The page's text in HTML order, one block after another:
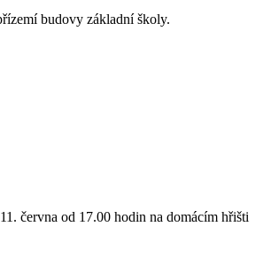
budovy základní školy.
června od 17.00 hodin na domácím hřišti